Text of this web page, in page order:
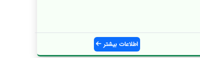
اطلاعات بیشتر